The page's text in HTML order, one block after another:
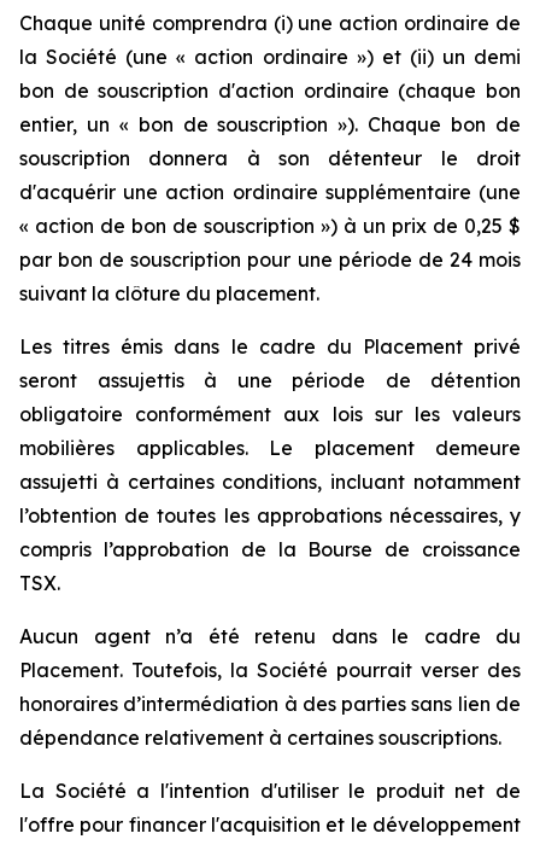
Chaque unité comprendra (i) une action ordinaire de
la Société (une « action ordinaire ») et (ii) un demi
bon de souscription d'action ordinaire (chaque bon
entier, un « bon de souscription »). Chaque bon de
souscription donnera à son détenteur le droit
d'acquérir une action ordinaire supplémentaire (une
« action de bon de souscription ») à un prix de 0,25 $
par bon de souscription pour une période de 24 mois
suivant la clôture du placement.
Les titres émis dans le cadre du Placement privé
seront assujettis à une période de détention
obligatoire conformément aux lois sur les valeurs
mobilières applicables. Le placement demeure
assujetti à certaines conditions, incluant notamment
l’obtention de toutes les approbations nécessaires, y
compris l’approbation de la Bourse de croissance
TSX.
Aucun agent n’a été retenu dans le cadre du
Placement. Toutefois, la Société pourrait verser des
honoraires d’intermédiation à des parties sans lien de
dépendance relativement à certaines souscriptions.
La Société a l'intention d'utiliser le produit net de
l'offre pour financer l'acquisition et le développement